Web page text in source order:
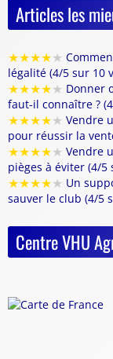
Articles les
★★★★★
légalité (4/5 sur 10
★★★★★ Donner
faut-il connaître ?
★★★★★ Vendre
pour réussir la
★★★★★ Vendre
pièges à éviter (4/5
★★★★★ Un
sauver le club (4/5
Centre VHU